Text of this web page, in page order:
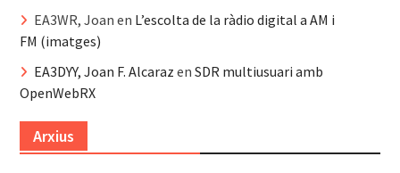
EA3WR, Joan en L’escolta de la ràdio digital a AM i
FM (imatges)
EA3DYY, Joan F. Alcaraz en SDR multiusuari amb
OpenWebRX
Arxius